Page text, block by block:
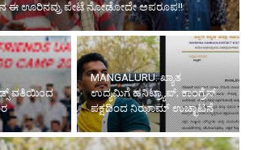
ಈ ಊರಿನವ್ರು ಪೇಟೆ ನೋಡೋದೇ ಅಪರೂಪ!!
ವತಿಯಿಂದ
MANGALURU: ಖ್ಯಾತ
ಉದ್ಯಮಿಗೆ ಹನಿಟ್ರ್ಯಾಪ್; ಕಾಂಗ್ರೆಸ್
ಪಕ್ಷದಿಂದ ನಿಝಾಮ್ ಉಚ್ಛಾಟನೆ